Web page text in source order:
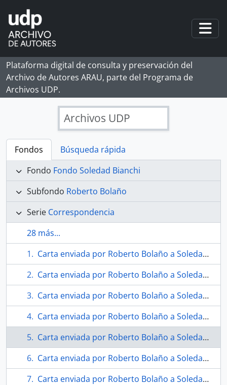
Skip to main content
Plataforma digital de consulta y preservación del
Archivo de Autores ARAU, parte del Programa de
Archivos UDP.
Archivos UDP
Fondos
Búsqueda rápida
Fondo Fondo Soledad Bianchi
Subfondo Roberto Bolaño
Serie Correspondencia
28 más...
Carta enviada por Roberto Bolaño a Soledad Bianchi
Carta enviada por Roberto Bolaño a Soledad Bianchi
Carta enviada por Roberto Bolaño a Soledad Bianchi
Carta enviada por Roberto Bolaño a Soledad Bianchi
Carta enviada por Roberto Bolaño a Soledad Bianchi
Carta enviada por Roberto Bolaño a Soledad Bianchi
Carta enviada por Roberto Bolaño a Soledad Bianchi